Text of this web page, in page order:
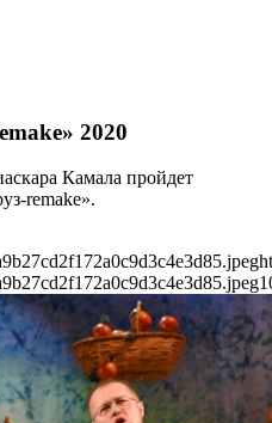
2020
Камала пройдет
remake».